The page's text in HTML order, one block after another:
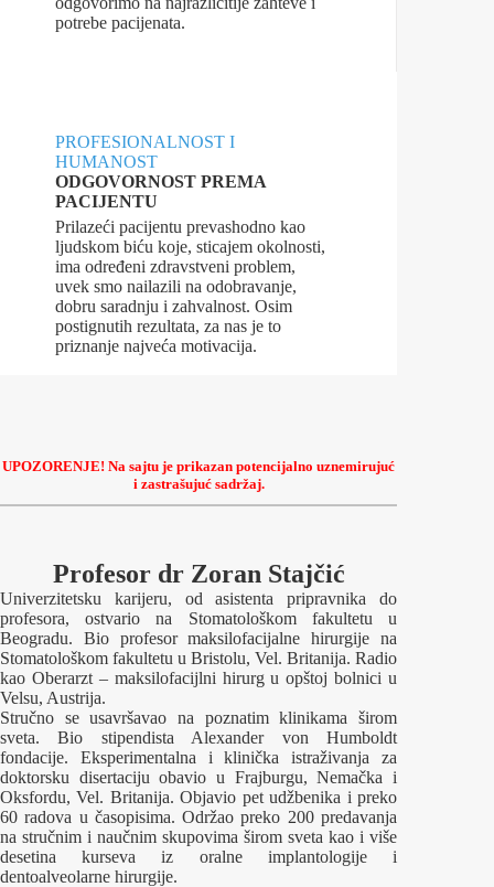
potrebe pacijenata.
PROFESIONALNOST I
HUMANOST
ODGOVORNOST PREMA
PACIJENTU
Prilazeći pacijentu prevashodno kao
ljudskom biću koje, sticajem okolnosti,
ima određeni zdravstveni problem,
uvek smo nailazili na odobravanje,
dobru saradnju i zahvalnost. Osim
postignutih rezultata, za nas je to
priznanje najveća motivacija.
UPOZORENJE! Na sajtu je prikazan potencijalno uznemirujuć
i zastrašujuć sadržaj.
Profesor dr Zoran Stajčić
Univerzitetsku karijeru, od asistenta pripravnika do
profesora, ostvario na Stomatološkom fakultetu u
Beogradu. Bio profesor maksilofacijalne hirurgije na
Stomatološkom fakultetu u Bristolu, Vel. Britanija. Radio
kao Oberarzt – maksilofacijlni hirurg u opštoj bolnici u
Velsu, Austrija.
Stručno se usavršavao na poznatim klinikama širom
sveta. Bio stipendista Alexander von Humboldt
fondacije. Eksperimentalna i klinička istraživanja za
doktorsku disertaciju obavio u Frajburgu, Nemačka i
Oksfordu, Vel. Britanija. Objavio pet udžbenika i preko
60 radova u časopisima. Održao preko 200 predavanja
na stručnim i naučnim skupovima širom sveta kao i više
desetina kurseva iz oralne implantologije i
dentoalveolarne hirurgije.